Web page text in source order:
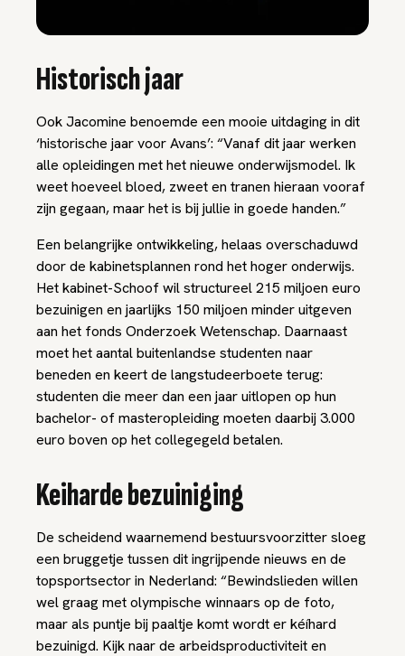
Historisch jaar
Ook Jacomine benoemde een mooie uitdaging in dit
‘historische jaar voor Avans’: “Vanaf dit jaar werken
alle opleidingen met het nieuwe onderwijsmodel. Ik
weet hoeveel bloed, zweet en tranen hieraan vooraf
zijn gegaan, maar het is bij jullie in goede handen.”
Een belangrijke ontwikkeling, helaas overschaduwd
door de kabinetsplannen rond het hoger onderwijs.
Het kabinet-Schoof wil structureel 215 miljoen euro
bezuinigen en jaarlijks 150 miljoen minder uitgeven
aan het fonds Onderzoek Wetenschap. Daarnaast
moet het aantal buitenlandse studenten naar
beneden en keert de langstudeerboete terug:
studenten die meer dan een jaar uitlopen op hun
bachelor- of masteropleiding moeten daarbij 3.000
euro boven op het collegegeld betalen.
Keiharde bezuiniging
De scheidend waarnemend bestuursvoorzitter sloeg
een bruggetje tussen dit ingrijpende nieuws en de
topsportsector in Nederland: “Bewindslieden willen
wel graag met olympische winnaars op de foto,
maar als puntje bij paaltje komt wordt er kéíhard
bezuinigd. Kijk naar de arbeidsproductiviteit en